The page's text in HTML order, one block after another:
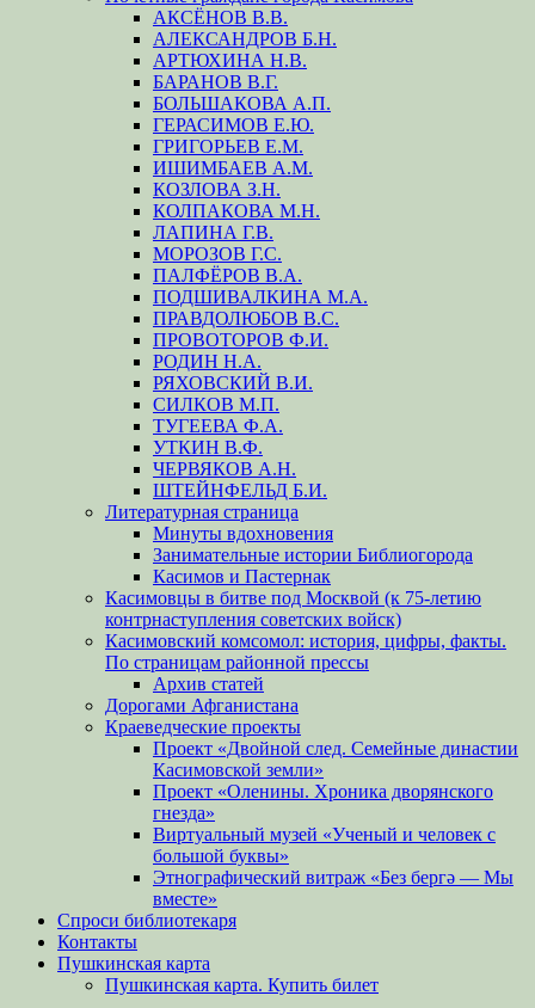
АКСЁНОВ В.В.
АЛЕКСАНДРОВ Б.Н.
АРТЮХИНА Н.В.
БАРАНОВ В.Г.
БОЛЬШАКОВА А.П.
ГЕРАСИМОВ Е.Ю.
ГРИГОРЬЕВ Е.М.
ИШИМБАЕВ А.М.
КОЗЛОВА З.Н.
КОЛПАКОВА М.Н.
ЛАПИНА Г.В.
МОРОЗОВ Г.С.
ПАЛФЁРОВ В.А.
ПОДШИВАЛКИНА М.А.
ПРАВДОЛЮБОВ В.С.
ПРОВОТОРОВ Ф.И.
РОДИН Н.А.
РЯХОВСКИЙ В.И.
СИЛКОВ М.П.
ТУГЕЕВА Ф.А.
УТКИН В.Ф.
ЧЕРВЯКОВ А.Н.
ШТЕЙНФЕЛЬД Б.И.
Литературная страница
Минуты вдохновения
Занимательные истории Библиогорода
Касимов и Пастернак
Касимовцы в битве под Москвой (к 75-летию
контрнаступления советских войск)
Касимовский комсомол: история, цифры, факты.
По страницам районной прессы
Архив статей
Дорогами Афганистана
Краеведческие проекты
Проект «Двойной след. Семейные династии
Касимовской земли»
Проект «Оленины. Хроника дворянского
гнезда»
Виртуальный музей «Ученый и человек с
большой буквы»
Этнографический витраж «Без бергə — Мы
вместе»
Спроси библиотекаря
Контакты
Пушкинская карта
Пушкинская карта. Купить билет